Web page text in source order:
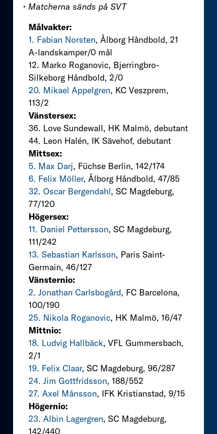
• Matcherna sänds på SVT
Målvakter:
1. Fabian Norsten, Ålborg Håndbold, 21
A-landskamper/0 mål
12. Marko Roganovic, Bjerringbro-
Silkeborg Håndbold, 2/0
20. Mikael Appelgren, KC Veszprem,
113/2
Vänstersex:
36. Love Sundewall, HK Malmö, debutant
44. Leon Halén, IK Sävehof, debutant
Mittsex:
5. Max Darj, Füchse Berlin, 142/174
6. Felix Möller, Ålborg Håndbold, 47/85
32. Oscar Bergendahl, SC Magdeburg,
77/120
Högersex:
11. Daniel Pettersson, SC Magdeburg,
111/242
13. Sebastian Karlsson, Paris Saint-
Germain, 46/127
Vänsternio:
2. Jonathan Carlsbogård, FC Barcelona,
100/190
25. Nikola Roganovic, HK Malmö, 16/47
Mittnio:
18. Ludvig Hallbäck, VFL Gummersbach,
2/1
19. Felix Claar, SC Magdeburg, 96/287
24. Jim Gottfridsson, 188/552
27. Axel Månsson, IFK Kristianstad, 9/15
Högernio:
23. Albin Lagergren, SC Magdeburg,
142/440